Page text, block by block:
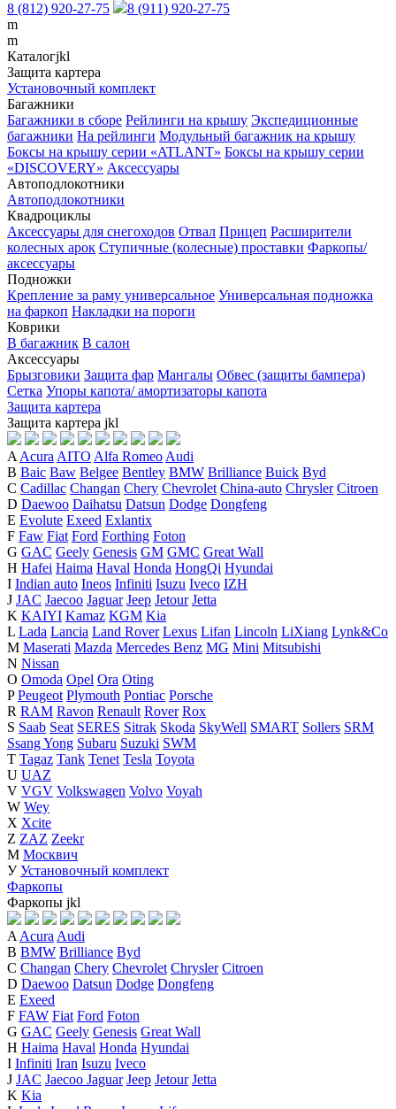
8 (812) 920-27-75
8 (911) 920-27-75
m
m
Каталогjkl
Защита картера
Установочный комплект
Багажники
Багажники в сборе Рейлинги на крышу Экспедиционные
багажники На рейлинги Модульный багажник на крышу
Боксы на крышу серии «ATLANT» Боксы на крышу серии
«DISCOVERY» Аксессуары
Автоподлокотники
Автоподлокотники
Квадроциклы
Аксессуары для снегоходов Отвал Прицеп Расширители
колесных арок Ступичные (колесные) проставки Фаркопы/
аксессуары
Подножки
Крепление за раму универсальное Универсальная подножка
на фаркоп Накладки на пороги
Коврики
В багажник В салон
Аксессуары
Брызговики Защита фар Мангалы Обвес (защиты бампера)
Сетка Упоры капота/ амортизаторы капота
Защита картера
Защита картера jkl
A Acura AITO Alfa Romeo Audi
B Baic Baw Belgee Bentley BMW Brilliance Buick Byd
C Cadillac Changan Chery Chevrolet China-auto Chrysler Citroen
D Daewoo Daihatsu Datsun Dodge Dongfeng
E Evolute Exeed Exlantix
F Faw Fiat Ford Forthing Foton
G GAC Geely Genesis GM GMC Great Wall
H Hafei Haima Haval Honda HongQi Hyundai
I Indian auto Ineos Infiniti Isuzu Iveco IZH
J JAC Jaecoo Jaguar Jeep Jetour Jetta
K KAIYI Kamaz KGM Kia
L Lada Lancia Land Rover Lexus Lifan Lincoln LiXiang Lynk&Co
M Maserati Mazda Mercedes Benz MG Mini Mitsubishi
N Nissan
O Omoda Opel Ora Oting
P Peugeot Plymouth Pontiac Porsche
R RAM Ravon Renault Rover Rox
S Saab Seat SERES Sitrak Skoda SkyWell SMART Sollers SRM
Ssang Yong Subaru Suzuki SWM
T Tagaz Tank Tenet Tesla Toyota
U UAZ
V VGV Volkswagen Volvo Voyah
W Wey
X Xcite
Z ZAZ Zeekr
М Москвич
У Установочный комплект
Фаркопы
Фаркопы jkl
A Acura Audi
B BMW Brilliance Byd
C Changan Chery Chevrolet Chrysler Citroen
D Daewoo Datsun Dodge Dongfeng
E Exeed
F FAW Fiat Ford Foton
G GAC Geely Genesis Great Wall
H Haima Haval Honda Hyundai
I Infiniti Iran Isuzu Iveco
J JAC Jaecoo Jaguar Jeep Jetour Jetta
K Kia